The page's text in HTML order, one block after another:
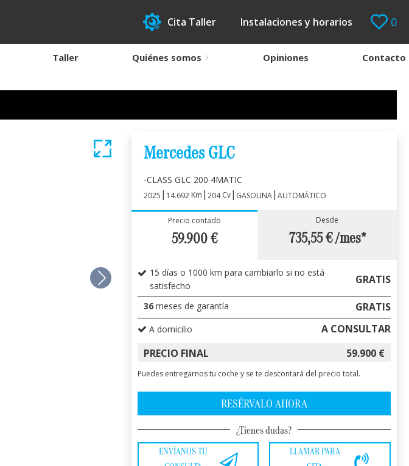
Cita Taller Instalaciones y horarios 0
Taller Quiénes somos Opiniones Contacto
Mercedes GLC
-CLASS GLC 200 4MATIC
2025 | 14.692 Km | 204Cv| GASOLINA | AUTOMÁTICO
Precio contado
59.900€
Desde
735,55 €/mes*
15 días o 1000 km para cambiarlo si no está
satisfecho
GRATIS
36meses de garantía GRATIS
A domicilio
A CONSULTAR
PRECIO FINAL
59.900 €
Puedes entregarnos tu coche y se te descontará del precio total.
RESÉRVALO AHORA
¿Tienes dudas?
ENVÍANOS TU
LLAMAR PARA